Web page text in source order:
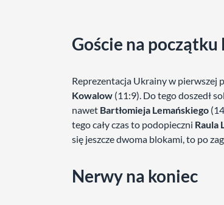
Goście na początku
Reprezentacja Ukrainy w pierwszej
Kowalow (11:9). Do tego doszedł
nawet Bartłomieja Lemańskiego
tego cały czas to podopieczni Raula
się jeszcze dwoma blokami, to po
Nerwy na koniec